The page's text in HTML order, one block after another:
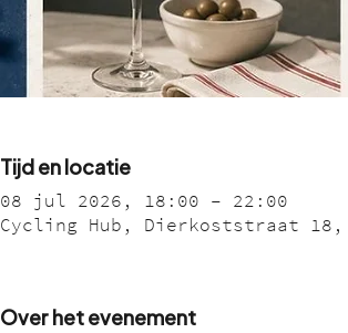
Tijd en locatie
08 jul 2026, 18:00 – 22:00
Cycling Hub, Dierkoststraat 18,
Over het evenement